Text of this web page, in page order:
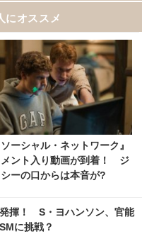
にオススメ
ソーシャル・ネットワーク』
メント入り動画が到着！ ジ
シーの口からは本音が?
揮！ S・ヨハンソン、官能
に挑戦？